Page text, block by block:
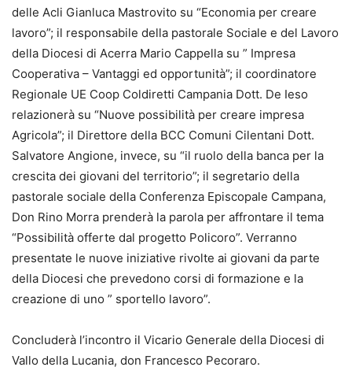
delle Acli Gianluca Mastrovito su “Economia per creare
lavoro”; il responsabile della pastorale Sociale e del Lavoro
della Diocesi di Acerra Mario Cappella su ” Impresa
Cooperativa – Vantaggi ed opportunità”; il coordinatore
Regionale UE Coop Coldiretti Campania Dott. De Ieso
relazionerà su “Nuove possibilità per creare impresa
Agricola”; il Direttore della BCC Comuni Cilentani Dott.
Salvatore Angione, invece, su “il ruolo della banca per la
crescita dei giovani del territorio”; il segretario della
pastorale sociale della Conferenza Episcopale Campana,
Don Rino Morra prenderà la parola per affrontare il tema
“Possibilità offerte dal progetto Policoro”. Verranno
presentate le nuove iniziative rivolte ai giovani da parte
della Diocesi che prevedono corsi di formazione e la
creazione di uno ” sportello lavoro”.
Concluderà l’incontro il Vicario Generale della Diocesi di
Vallo della Lucania, don Francesco Pecoraro.